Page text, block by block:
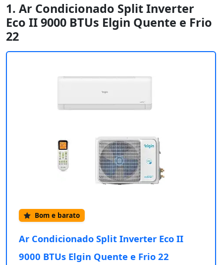
1. Ar Condicionado Split Inverter
Eco II 9000 BTUs Elgin Quente e Frio
22
Bom e barato
Ar Condicionado Split Inverter Eco II
9000 BTUs Elgin Quente e Frio 22